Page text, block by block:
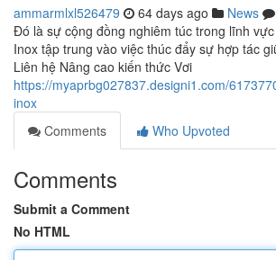
ammarmlxl526479 64 days ago News
Đó là sự cộng đồng nghiêm túc trong lĩnh
Inox tập trung vào việc thúc đẩy sự hợp tác
Liên hệ Nâng cao kiến thức Vơi
https://myaprbg027837.designi1.com/
inox
Comments
Who Upvoted
Comments
Submit a Comment
No HTML